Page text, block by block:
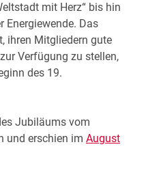
mit Herz“ bis hin
Energiewende. Das
ihren Mitgliedern gute
Verfügung zu stellen,
des 19.
Jubiläums vom
und erschien im August